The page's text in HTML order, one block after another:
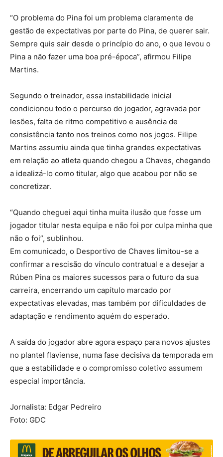
“O problema do Pina foi um problema claramente de
gestão de expectativas por parte do Pina, de querer sair.
Sempre quis sair desde o princípio do ano, o que levou o
Pina a não fazer uma boa pré-época”, afirmou Filipe
Martins.
Segundo o treinador, essa instabilidade inicial
condicionou todo o percurso do jogador, agravada por
lesões, falta de ritmo competitivo e ausência de
consistência tanto nos treinos como nos jogos. Filipe
Martins assumiu ainda que tinha grandes expectativas
em relação ao atleta quando chegou a Chaves, chegando
a idealizá-lo como titular, algo que acabou por não se
concretizar.
“Quando cheguei aqui tinha muita ilusão que fosse um
jogador titular nesta equipa e não foi por culpa minha que
não o foi”, sublinhou.
Em comunicado, o Desportivo de Chaves limitou-se a
confirmar a rescisão do vínculo contratual e a desejar a
Rúben Pina os maiores sucessos para o futuro da sua
carreira, encerrando um capítulo marcado por
expectativas elevadas, mas também por dificuldades de
adaptação e rendimento aquém do esperado.
A saída do jogador abre agora espaço para novos ajustes
no plantel flaviense, numa fase decisiva da temporada em
que a estabilidade e o compromisso coletivo assumem
especial importância.
Jornalista: Edgar Pedreiro
Foto: GDC